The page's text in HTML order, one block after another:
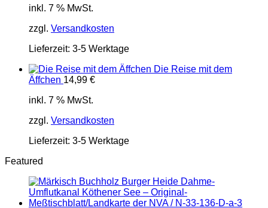
inkl. 7 % MwSt.
zzgl. Versandkosten
Lieferzeit: 3-5 Werktage
Die Reise mit dem
Äffchen 14,99 €
inkl. 7 % MwSt.
zzgl. Versandkosten
Lieferzeit: 3-5 Werktage
Featured